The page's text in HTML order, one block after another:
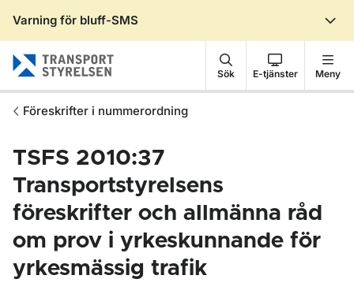
Varning för bluff-SMS
Sök E-tjänster Meny
Föreskrifter i nummerordning
TSFS 2010:37
Transportstyrelsens
föreskrifter och allmänna råd
om prov i yrkeskunnande för
yrkesmässig trafik